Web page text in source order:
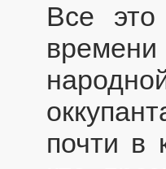
Все
времени
почти в